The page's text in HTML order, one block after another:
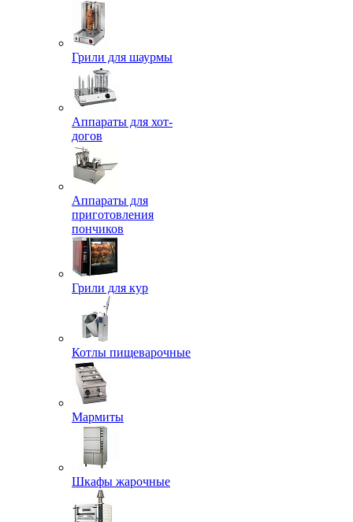
Грили для шаурмы
Аппараты для хот-
догов
Аппараты для
приготовления
пончиков
Грили для кур
Котлы пищеварочные
Мармиты
Шкафы жарочные